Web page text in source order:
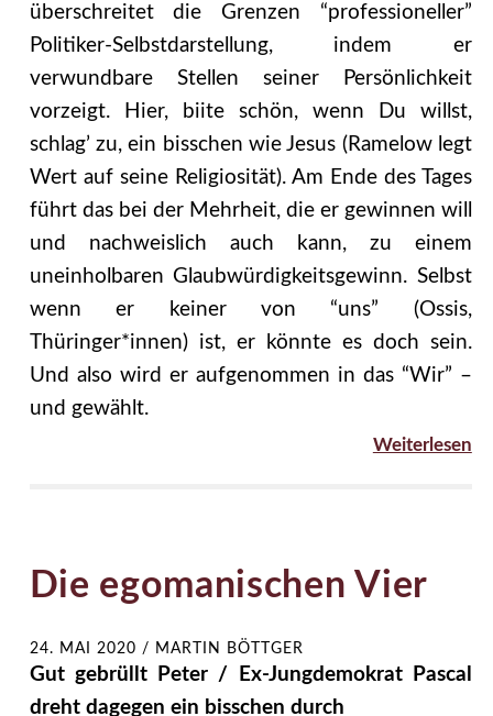
überschreitet die Grenzen “professioneller”
Politiker-Selbstdarstellung, indem er
verwundbare Stellen seiner Persönlichkeit
vorzeigt. Hier, biite schön, wenn Du willst,
schlag’ zu, ein bisschen wie Jesus (Ramelow legt
Wert auf seine Religiosität). Am Ende des Tages
führt das bei der Mehrheit, die er gewinnen will
und nachweislich auch kann, zu einem
uneinholbaren Glaubwürdigkeitsgewinn. Selbst
wenn er keiner von “uns” (Ossis,
Thüringer*innen) ist, er könnte es doch sein.
Und also wird er aufgenommen in das “Wir” –
und gewählt.
Weiterlesen
Die egomanischen Vier
24. MAI 2020 / MARTIN BÖTTGER
Gut gebrüllt Peter / Ex-Jungdemokrat Pascal
dreht dagegen ein bisschen durch